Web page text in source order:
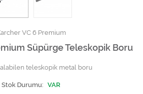
VC 6 Premium
Süpürge Teleskopik Boru
teleskopik metal boru
Stok Durumu: VAR